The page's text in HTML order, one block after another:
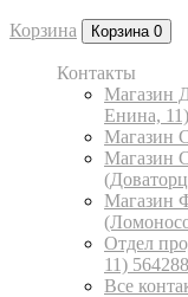
Корзина Корзина 0
Контакты
Магазин
Енина, 11)
Магазин
Магазин
Магазин
Отдел
11)
Все